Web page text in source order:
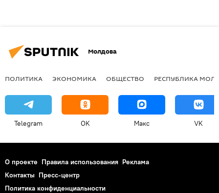
Молдова
ПОЛИТИКА ЭКОНОМИКА ОБЩЕСТВО РЕСПУБЛИКА
Telegram OK Макс VK
О проекте Правила использования Реклама
Контакты Пресс-центр
Политика конфиденциальности